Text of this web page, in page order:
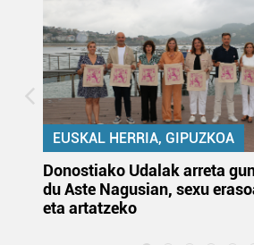
EUSKAL HERRIA, GIPUZKOA
Donostiako Udalak arreta
du Aste Nagusian, sexu
eta artatzeko